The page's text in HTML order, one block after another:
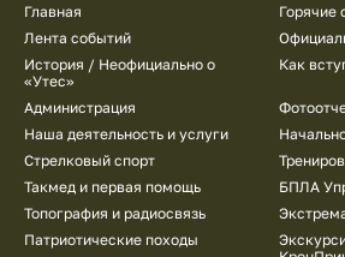
Подвал
Главная
Горячие
Лента событий
История / Неофициально о
«Утес»
Как
Администрация
Наша деятельность и услуги
Стрелковый спорт
Такмед и первая помощь
БПЛА
Топография и радиосвязь
Патриотические походы